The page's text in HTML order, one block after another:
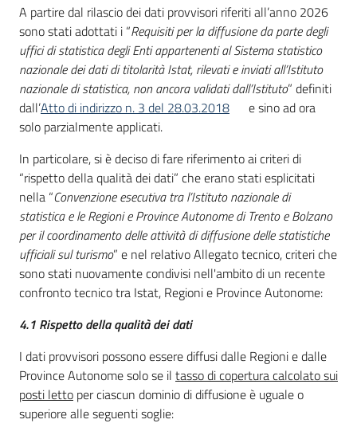
Seguici
su
A partire dal rilascio dei dati provvisori riferiti all’anno 2026
sono stati adottati i “Requisiti per la diffusione da parte degli
uffici di statistica degli Enti appartenenti al Sistema statistico
nazionale dei dati di titolarità Istat, rilevati e inviati all’Istituto
nazionale di statistica, non ancora validati dall’Istituto” definiti
dall’Atto di indirizzo n. 3 del 28.03.2018
e sino ad ora
solo parzialmente applicati.
In particolare, si è deciso di fare riferimento ai criteri di
“rispetto della qualità dei dati” che erano stati esplicitati
nella “Convenzione esecutiva tra l’Istituto nazionale di
statistica e le Regioni e Province Autonome di Trento e Bolzano
per il coordinamento delle attività di diffusione delle statistiche
ufficiali sul turismo” e nel relativo Allegato tecnico, criteri che
sono stati nuovamente condivisi nell'ambito di un recente
confronto tecnico tra Istat, Regioni e Province Autonome:
4.1 Rispetto della qualità dei dati
I dati provvisori possono essere diffusi dalle Regioni e dalle
Province Autonome solo se il tasso di copertura calcolato sui
posti letto per ciascun dominio di diffusione è uguale o
superiore alle seguenti soglie: